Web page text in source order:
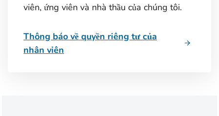
viên, ứng viên và nhà thầu của chúng tôi.
Thông báo về quyền riêng tư của
nhân viên